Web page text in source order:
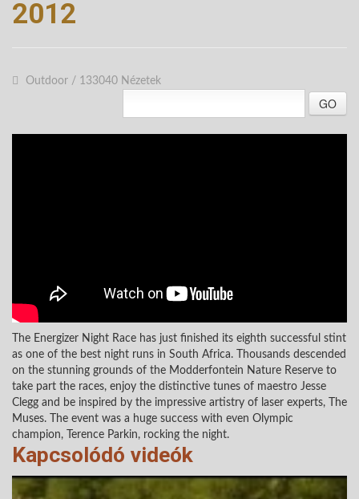
2012
Outdoor / 133040 Nézetek
GO
The Energizer Night Race has just finished its eighth successful stint
as one of the best night runs in South Africa. Thousands descended
on the stunning grounds of the Modderfontein Nature Reserve to
take part the races, enjoy the distinctive tunes of maestro Jesse
Clegg and be inspired by the impressive artistry of laser experts, The
Muses. The event was a huge success with even Olympic
champion, Terence Parkin, rocking the night.
Kapcsolódó videók